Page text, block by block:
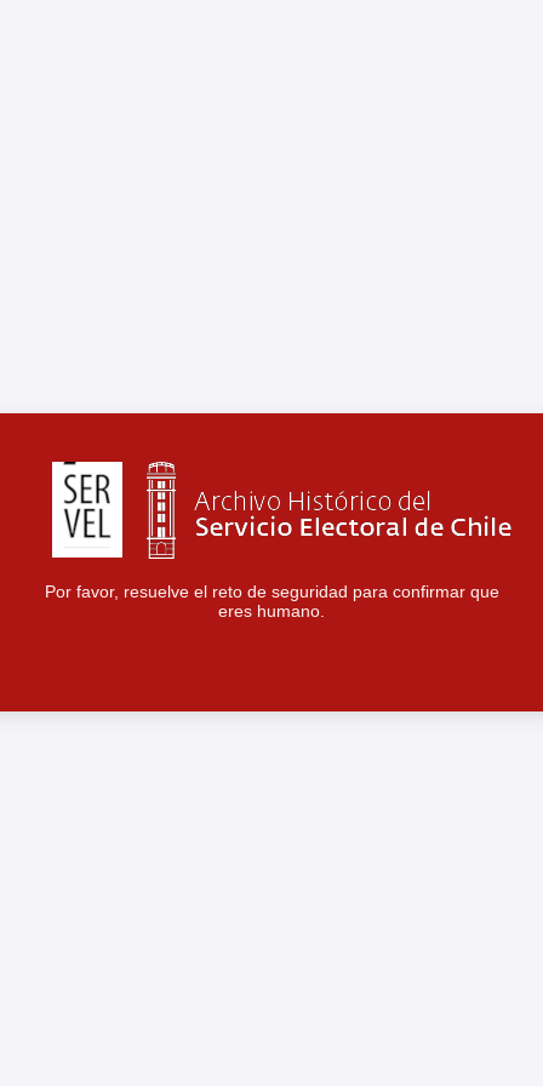
Por favor, resuelve el reto de seguridad para confirmar que
eres humano.